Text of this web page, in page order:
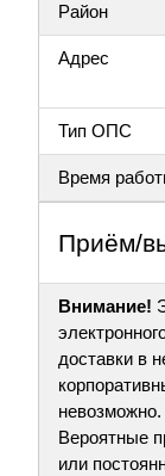
Район
Адрес
Тип ОПС
Время
Приём/
Внимание!
доставки в
невозможно.
Вероятные
или